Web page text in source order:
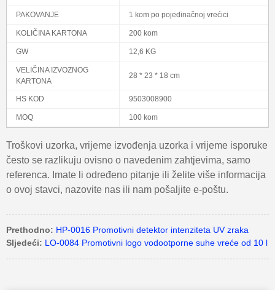
PAKOVANJE 1 kom po pojedinačnoj vrećici
KOLIČINA KARTONA 200 kom
GW 12,6 KG
VELIČINA IZVOZNOG
KARTONA
28 * 23 * 18 cm
HS KOD 9503008900
MOQ 100 kom
Troškovi uzorka, vrijeme izvođenja uzorka i vrijeme isporuke
često se razlikuju ovisno o navedenim zahtjevima, samo
referenca. Imate li određeno pitanje ili želite više informacija
o ovoj stavci, nazovite nas ili nam pošaljite e-poštu.
Prethodno: HP-0016 Promotivni detektor intenziteta UV zraka
Sljedeći: LO-0084 Promotivni logo vodootporne suhe vreće od 10 l